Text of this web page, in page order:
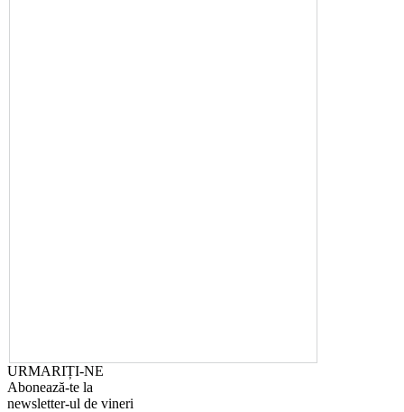
URMARIȚI-NE
Abonează-te la
newsletter-ul de vineri